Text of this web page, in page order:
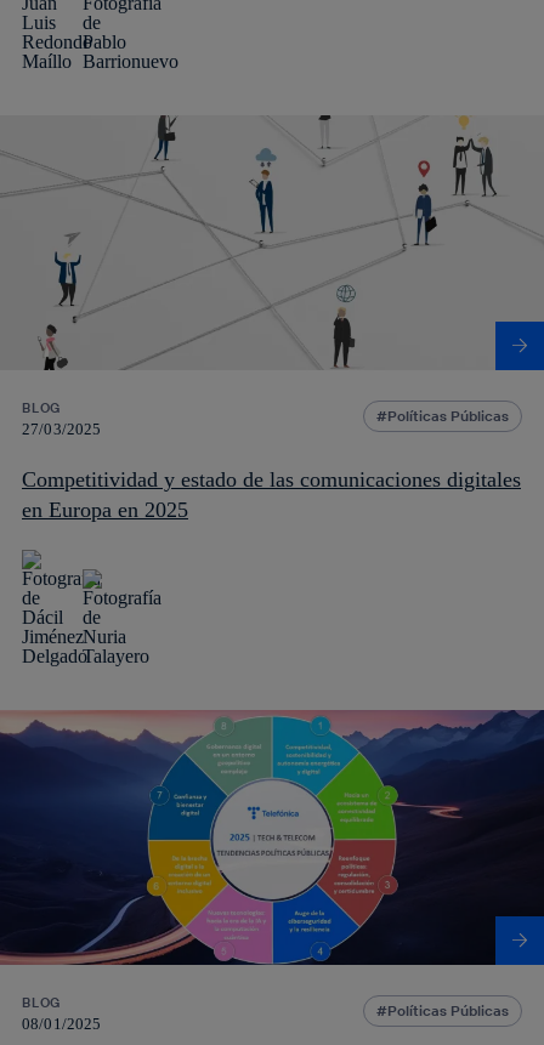
BLOG
27/03/2025
Políticas Públicas
Competitividad y estado de las comunicaciones digitales
en Europa en 2025
BLOG
08/01/2025
Políticas Públicas